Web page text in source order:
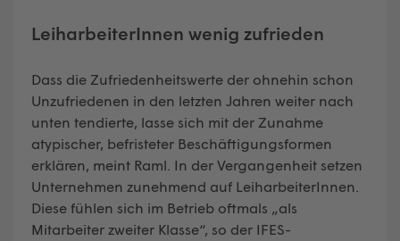
LeiharbeiterInnen wenig zufrieden
Dass die Zufriedenheitswerte der ohnehin schon
Unzufriedenen in den letzten Jahren weiter nach
unten tendierte, lasse sich mit der Zunahme
atypischer, befristeter Beschäftigungsformen
erklären, meint Raml. In der Vergangenheit setzen
Unternehmen zunehmend auf LeiharbeiterInnen.
Diese fühlen sich im Betrieb oftmals „als
Mitarbeiter zweiter Klasse“, so der IFES-